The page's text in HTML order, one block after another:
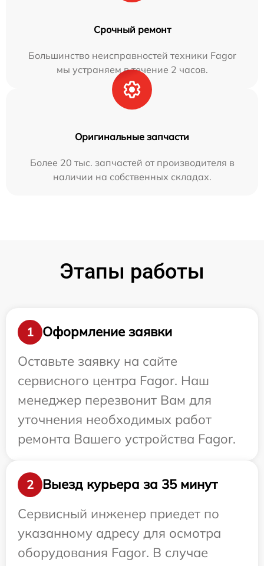
Срочный ремонт
Большинство неисправностей техники Fagor
мы устраняем в течение 2 часов.
Оригинальные запчасти
Более 20 тыс. запчастей от производителя в
наличии на собственных складах.
Этапы работы
1
Оформление заявки
Оставьте заявку на сайте
сервисного центра Fagor. Наш
менеджер перезвонит Вам для
уточнения необходимых работ
ремонта Вашего устройства Fagor.
2
Выезд курьера за 35 минут
Сервисный инженер приедет по
указанному адресу для осмотра
оборудования Fagor. В случае